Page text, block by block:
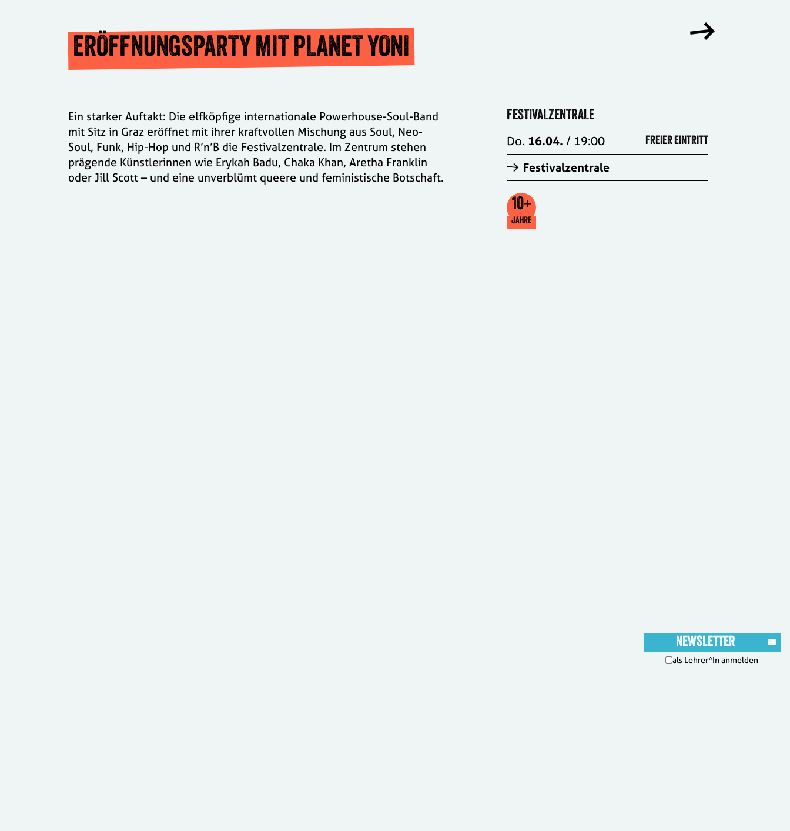
als Lehrer*In anmelden
ERÖFFNUNGSPARTY MIT PLANET YONI
Ein starker Auftakt: Die elfköpfige internationale Powerhouse-Soul-Band
mit Sitz in Graz eröffnet mit ihrer kraftvollen Mischung aus Soul, Neo-
Soul, Funk, Hip-Hop und R’n’B die Festivalzentrale. Im Zentrum stehen
prägende Künstlerinnen wie Erykah Badu, Chaka Khan, Aretha Franklin
oder Jill Scott – und eine unverblümt queere und feministische Botschaft.
FESTIVALZENTRALE
Do. 16.04. / 19:00 FREIER EINTRITT
Festivalzentrale
10+
JAHRE